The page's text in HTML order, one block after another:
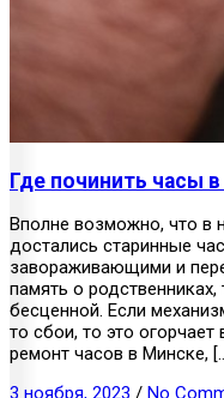
Где починить часы
Вполне возможно, что в
достались старинные
завораживающими и
память о
бесценной. Если
то сбои, то это
ремонт часов в Минске,
3 ноября, 2023 / No